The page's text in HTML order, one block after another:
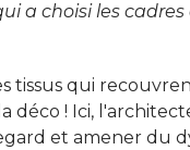
a choisi les
tissus qui
déco ! Ici,
et amener du